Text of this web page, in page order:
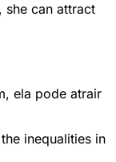
she can attract
ela pode atrair
inequalities in